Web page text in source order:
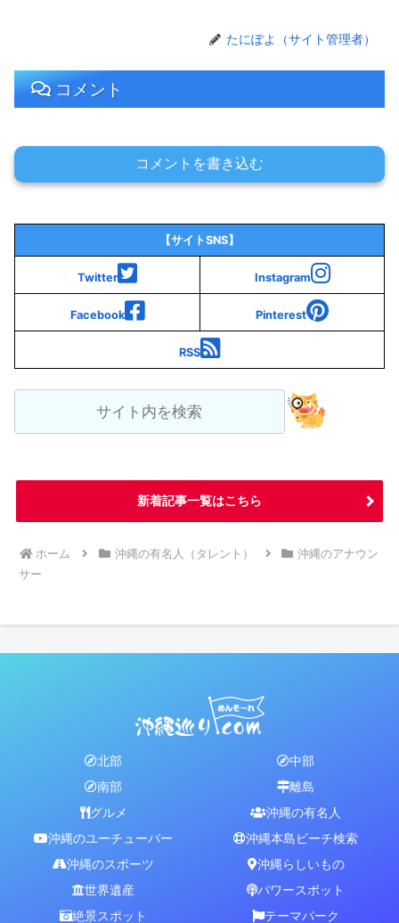
たにぽよ（サイト管理者）
コメント
コメントを書き込む
【サイトSNS】
Twitter Instagram
Facebook Pinterest
RSS
新着記事一覧はこちら
ホーム 沖縄の有名人（タレント）
沖縄のアナウン
サー
北部
中部
南部
離島
グルメ
沖縄の有名人
沖縄のユーチューバー
沖縄本島ビーチ検索
沖縄のスポーツ
沖縄らしいもの
世界遺産
パワースポット
絶景スポット
テーマパーク